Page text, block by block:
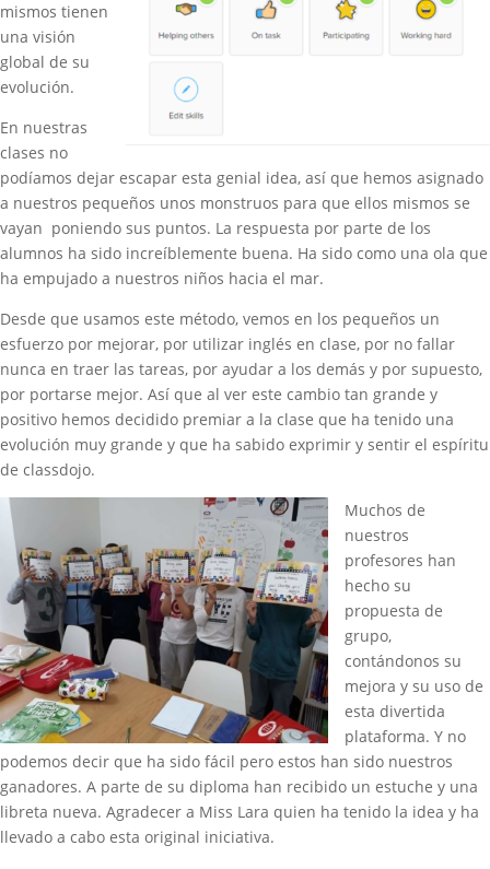
mismos tienen
una visión
global de su
evolución.
En nuestras
clases no
podíamos dejar escapar esta genial idea, así que hemos asignado
a nuestros pequeños unos monstruos para que ellos mismos se
vayan poniendo sus puntos. La respuesta por parte de los
alumnos ha sido increíblemente buena. Ha sido como una ola que
ha empujado a nuestros niños hacia el mar.
Desde que usamos este método, vemos en los pequeños un
esfuerzo por mejorar, por utilizar inglés en clase, por no fallar
nunca en traer las tareas, por ayudar a los demás y por supuesto,
por portarse mejor. Así que al ver este cambio tan grande y
positivo hemos decidido premiar a la clase que ha tenido una
evolución muy grande y que ha sabido exprimir y sentir el espíritu
de classdojo.
Muchos de
nuestros
profesores han
hecho su
propuesta de
grupo,
contándonos su
mejora y su uso de
esta divertida
plataforma. Y no
podemos decir que ha sido fácil pero estos han sido nuestros
ganadores. A parte de su diploma han recibido un estuche y una
libreta nueva. Agradecer a Miss Lara quien ha tenido la idea y ha
llevado a cabo esta original iniciativa.